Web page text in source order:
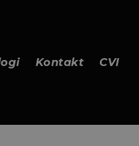
Kontakt CVI